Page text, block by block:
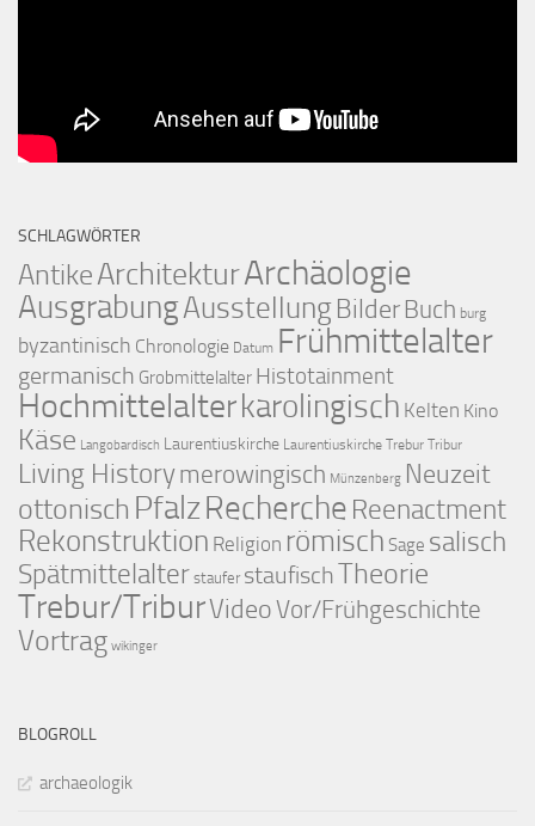
SCHLAGWÖRTER
AntikeArchitekturArchäologie
AusgrabungAusstellungBilder Buch burg
byzantinisch Chronologie Datum Frühmittelalter
germanisch Grobmittelalter Histotainment
Hochmittelalterkarolingisch Kelten Kino
Käse Langobardisch Laurentiuskirche Laurentiuskirche Trebur Tribur
Living Historymerowingisch Münzenberg Neuzeit
ottonisch PfalzRecherche Reenactment
Rekonstruktion Religion römisch Sage salisch
Spätmittelalter staufer staufischTheorie
Trebur/TriburVideoVor/Frühgeschichte
Vortrag wikinger
BLOGROLL
archaeologik